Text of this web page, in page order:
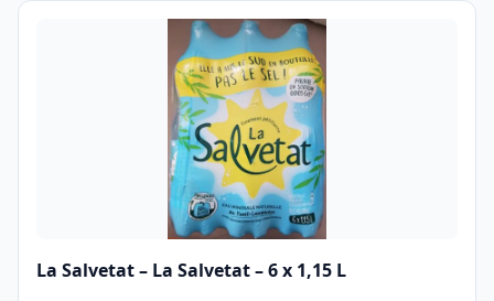
La Salvetat – La Salvetat – 6 x 1,15 L